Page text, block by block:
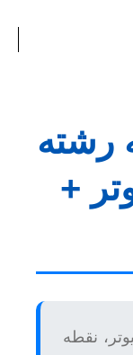
رشته
+
نقطه